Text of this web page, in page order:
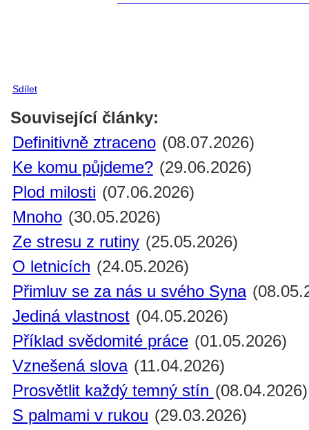
Sdílet
Související články:
Definitivně ztraceno (08.07.2026)
Ke komu půjdeme? (29.06.2026)
Plod milosti (07.06.2026)
Mnoho (30.05.2026)
Ze stresu z rutiny (25.05.2026)
O letnicích (24.05.2026)
Přimluv se za nás u svého Syna
Jediná vlastnost (04.05.2026)
Příklad svědomité práce (01.05.2026)
Vznešená slova (11.04.2026)
Prosvětlit každý temný stín (08.04.2026)
S palmami v rukou (29.03.2026)